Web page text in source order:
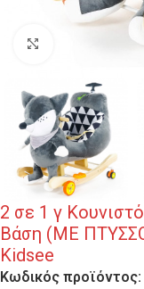
Κλικ για
2 σε 1 γ
Βάση (ΜΕ
Kidsee
Κωδικός προϊόντος: